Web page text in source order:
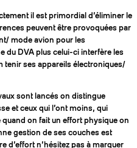
COUTEAUX
il est primordial d’éliminer le
peuvent être provoquées par
mode avion pour les
du DVA plus celui-ci interfère les
tenir ses appareils électroniques/
sont lancés on distingue
et ceux qui l’ont moins, qui
on fait un effort physique on
gestion de ses couches est
d’effort n’hésitez pas à marquer